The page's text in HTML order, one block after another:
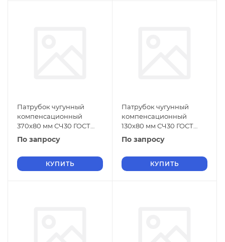
Патрубок чугунный
компенсационный
370х80 мм СЧ30 ГОСТ
6942-98
По запросу
КУПИТЬ
Патрубок чугунный
компенсационный
130х80 мм СЧ30 ГОСТ
6942-98
По запросу
КУПИТЬ